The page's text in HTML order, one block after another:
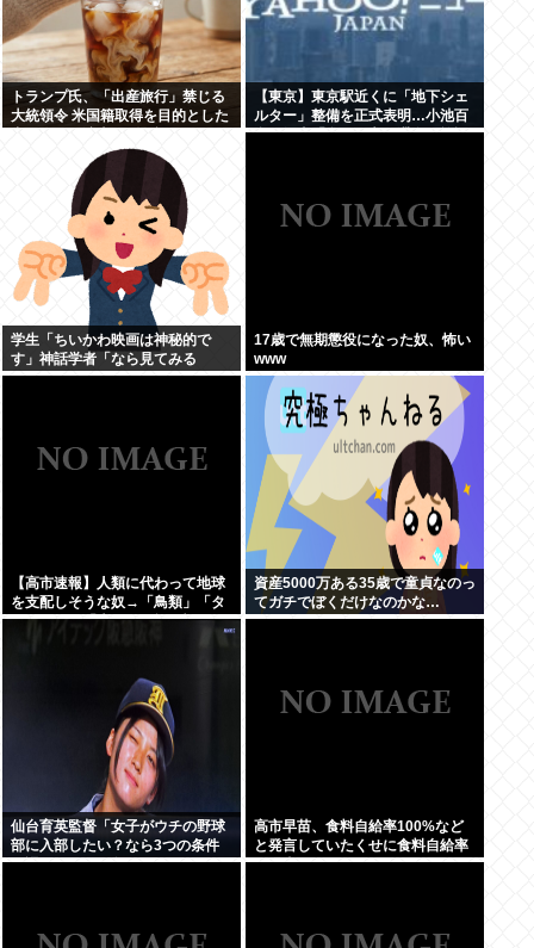
トランプ氏、「出産旅行」禁じる
大統領令 米国籍取得を目的とした
【東京】東京駅近くに「地下シェ
ルター」整備を正式表明…小池百
合子知事「多くの方が滞在、施設
学生「ちいかわ映画は神秘的で
す」神話学者「なら見てみる
か…」
17歳で無期懲役になった奴、怖い
www
【高市速報】人類に代わって地球
を支配しそうな奴→「鳥類」「タ
コ・イカ」「麦」の3強に絞られ
資産5000万ある35歳で童貞なのっ
てガチでぼくだけなのかな…
仙台育英監督「女子がウチの野球
部に入部したい？なら3つの条件
を課す。男子に負けないノック、
高市早苗、食料自給率100%など
と発言していたくせに食料自給率
が過去最低になってしまう